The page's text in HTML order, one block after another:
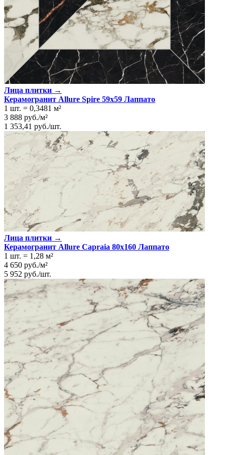
Лица плитки →
Керамогранит Allure Spire 59x59 Лаппато
1 шт. = 0,3481 м²
3 888 руб./м²
1 353,41 руб./шт.
Лица плитки →
Керамогранит Allure Capraia 80x160 Лаппато
1 шт. = 1,28 м²
4 650 руб./м²
5 952 руб./шт.